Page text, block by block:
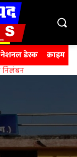
नेशनल डेस्क क्राइम
निलंबन